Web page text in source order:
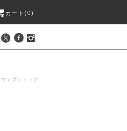
カート(0)
ェブショップ